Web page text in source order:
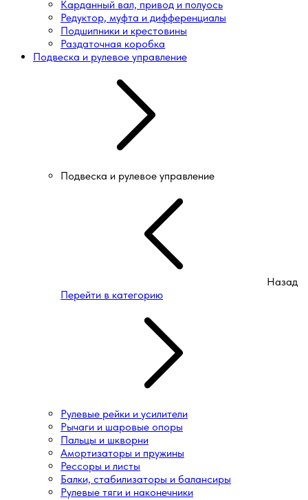
Карданный вал, привод и полуось
Редуктор, муфта и дифференциалы
Подшипники и крестовины
Раздаточная коробка
Подвеска и рулевое управление
Подвеска и рулевое управление
Назад
Перейти в категорию
Рулевые рейки и усилители
Рычаги и шаровые опоры
Пальцы и шкворни
Амортизаторы и пружины
Рессоры и листы
Балки, стабилизаторы и балансиры
Рулевые тяги и наконечники